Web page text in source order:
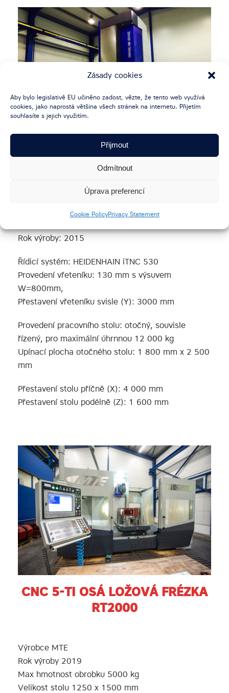
Zásady cookies
Aby bylo legislativě EU učiněno zadost, vězte, že tento web využívá
cookies, jako naprostá většina všech stránek na internetu. Přijetím
souhlasíte s jejich využitím.
Přijmout
Odmítnout
Úprava preferencí
Cookie PolicyPrivacy Statement
VODOROVNÝ FRÉZOVACÍ A
VYVRTÁVACÍ STROJ WHQ 13
CNC
Rok výroby: 2015
Řídicí systém: HEIDENHAIN iTNC 530
Provedení vřeteníku: 130 mm s výsuvem
W=800mm,
Přestavení vřeteníku svisle (Y): 3000 mm
Provedení pracovního stolu: otočný, souvisle
řízený, pro maximální úhrnnou 12 000 kg
Upínací plocha otočného stolu: 1 800 mm x 2 500
mm
Přestavení stolu příčně (X): 4 000 mm
Přestavení stolu podélně (Z): 1 600 mm
CNC 5-TI OSÁ LOŽOVÁ FRÉZKA
RT2000
Výrobce MTE
Rok výroby 2019
Max hmotnost obrobku 5000 kg
Velikost stolu 1250 x 1500 mm